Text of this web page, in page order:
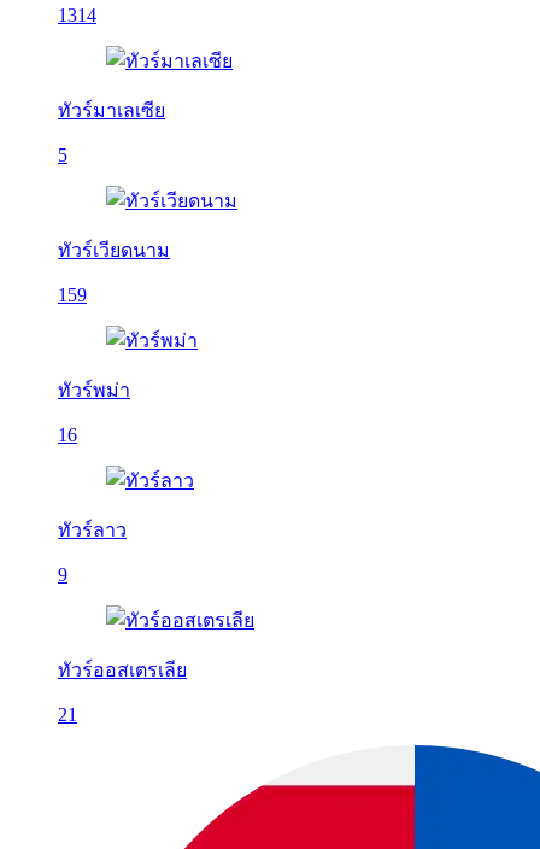
1314
ทัวร์มาเลเซีย
5
ทัวร์เวียดนาม
159
ทัวร์พม่า
16
ทัวร์ลาว
9
ทัวร์ออสเตรเลีย
21